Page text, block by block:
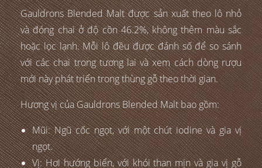
Gauldrons Blended Malt được sản xuất theo lô nhỏ
và đóng chai ở độ cồn 46.2%, không thêm màu sắc
hoặc lọc lạnh. Mỗi lô đều được đánh số để so sánh
với các chai trong tương lai và xem cách dòng rượu
mới này phát triển trong thùng gỗ theo thời gian.
Hương vị của Gauldrons Blended Malt bao gồm:
Mũi: Ngũ cốc ngọt, với một chút iodine và gia vị
ngọt.
Vị: Hơi hướng biển, với khói than mịn và gia vị gỗ